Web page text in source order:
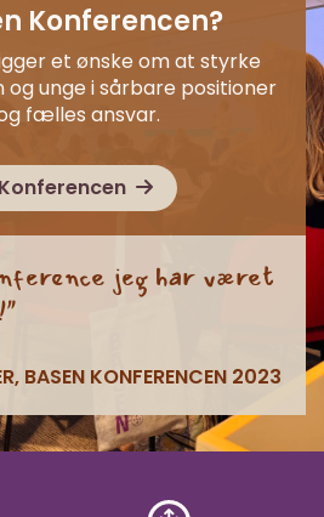
Konferencen?
et ønske om at styrke
unge i sårbare positioner
fælles ansvar.
jeg har været
BASEN KONFERENCEN 2023